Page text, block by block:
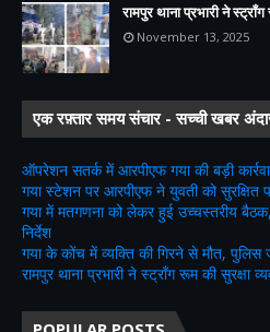
रामपुर थाना प्रभारी ने
November 13, 2025
एक रफ़्तार समय संचार - सच्ची खबर
ऑपरेशन सतर्क में आरपीएफ गया की बड़ी
गया स्टेशन पर आरपीएफ ने युवती को सुरक्षित
गया में मतगणना को लेकर हुई उच्चस्तरीय बैठक,
निर्देश
गया के कोंच में व्यक्ति की गिरने से मौत, पुलिस
रामपुर थाना प्रभारी ने स्ट्रॉंग रूम की सुरक्षा